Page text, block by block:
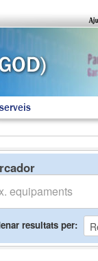
resultats per